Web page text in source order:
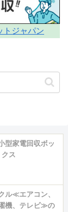
トジャパン
型家電回収ボッ
クス
ル≪エアコン、
機、テレビ≫の